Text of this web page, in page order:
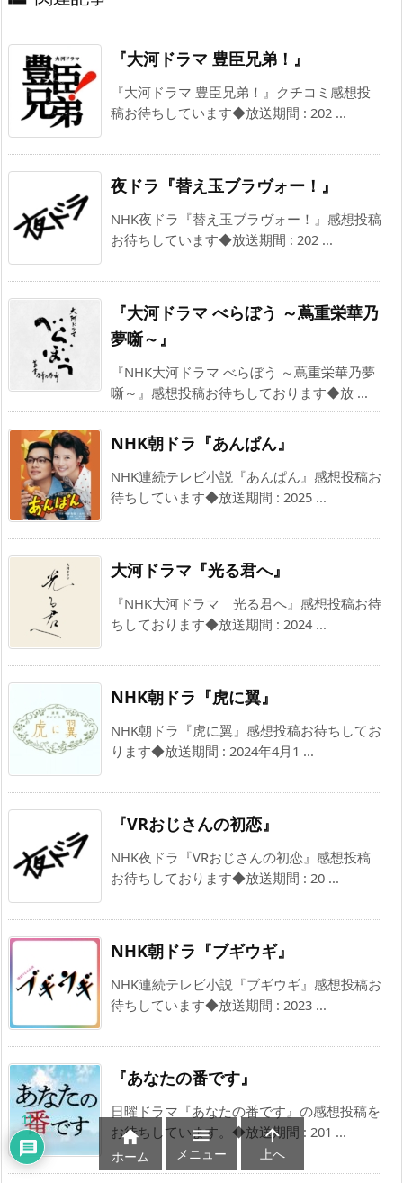
『大河ドラマ 豊臣兄弟！』
『大河ドラマ 豊臣兄弟！』クチコミ感想投
稿お待ちしています◆放送期間 : 202 ...
夜ドラ『替え玉ブラヴォー！』
NHK夜ドラ『替え玉ブラヴォー！』感想投稿
お待ちしています◆放送期間 : 202 ...
『大河ドラマ べらぼう ～蔦重栄華乃
夢噺～』
『NHK大河ドラマ べらぼう ～蔦重栄華乃夢
噺～』感想投稿お待ちしております◆放 ...
NHK朝ドラ『あんぱん』
NHK連続テレビ小説『あんぱん』感想投稿お
待ちしています◆放送期間 : 2025 ...
大河ドラマ『光る君へ』
『NHK大河ドラマ 光る君へ』感想投稿お待
ちしております◆放送期間 : 2024 ...
NHK朝ドラ『虎に翼』
NHK朝ドラ『虎に翼』感想投稿お待ちしてお
ります◆放送期間 : 2024年4月1 ...
『VRおじさんの初恋』
NHK夜ドラ『VRおじさんの初恋』感想投稿
お待ちしております◆放送期間 : 20 ...
NHK朝ドラ『ブギウギ』
NHK連続テレビ小説『ブギウギ』感想投稿お
待ちしています◆放送期間 : 2023 ...
『あなたの番です』
日曜ドラマ『あなたの番です』の感想投稿を
お待ちしています。◆放送期間 : 201 ...

ホーム

メニュー

上へ
11